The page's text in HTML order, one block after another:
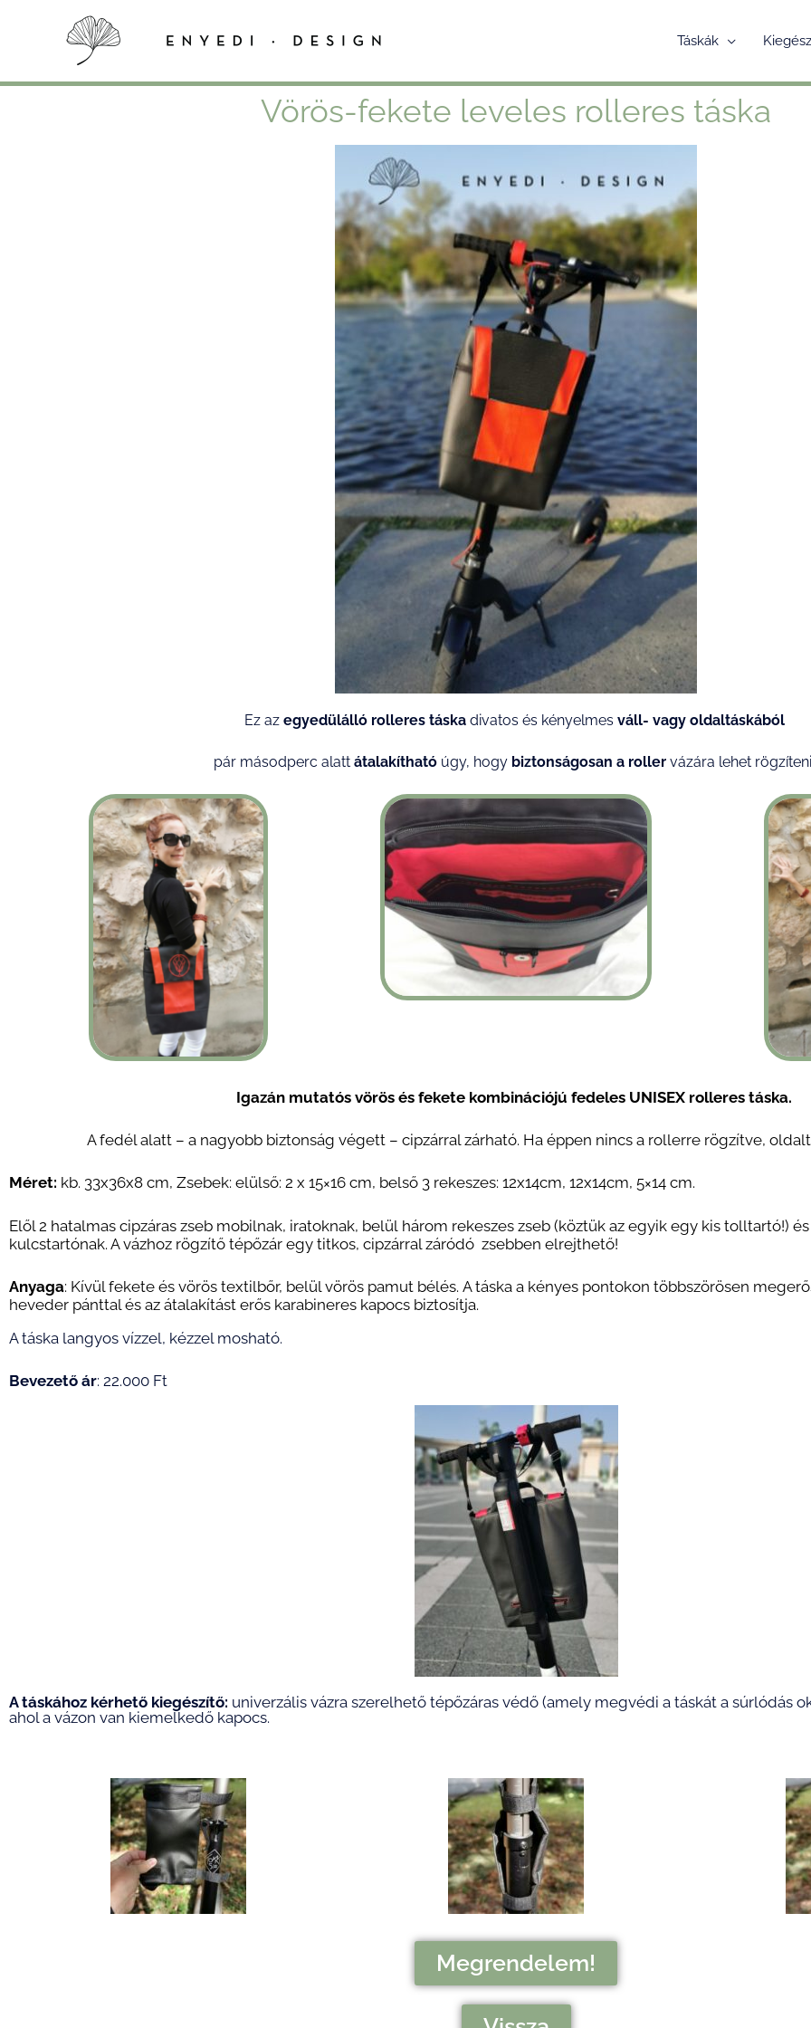
Táskák
Vörös-fekete leveles rolleres táska
Ez az egyedülálló rolleres táska divatos és kényelmes váll- vagy oldaltáskából
pár másodperc alatt átalakítható úgy, hogy biztonságosan a roller vázára lehet
Igazán mutatós vörös és fekete kombinációjú fedeles UNISEX rolleres táska.
A fedél alatt – a nagyobb biztonság végett – cipzárral zárható. Ha éppen nincs a rollerre rögzítve,
Méret: kb. 33x36x8 cm, Zsebek: elülső: 2 x 15×16 cm, belső 3 rekeszes: 12x14cm, 12x14cm, 5×14 cm.
Elől 2 hatalmas cipzáras zseb mobilnak, iratoknak, belül három rekeszes zseb (köztük az egyik egy kis tolltartó!)
kulcstartónak. A vázhoz rögzítő tépőzár egy titkos, cipzárral záródó zsebben elrejthető!
Anyaga: Kívül fekete és vörös textilbőr, belül vörös pamut bélés. A táska a kényes pontokon többszörösen
heveder pánttal és az átalakítást erős karabineres kapocs biztosítja.
A táska langyos vízzel, kézzel mosható.
Bevezető ár: 22.000 Ft
A táskához kérhető kiegészítő: univerzális vázra szerelhető tépőzáras védő (amely megvédi a táskát a súrlódás
ahol a vázon van kiemelkedő kapocs.
Megrendelem!